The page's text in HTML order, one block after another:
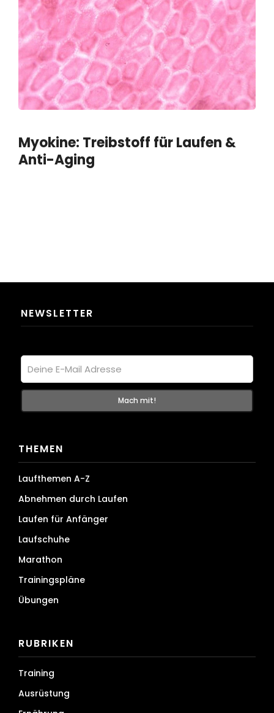
Myokine: Treibstoff für Laufen &
Anti-Aging
NEWSLETTER
THEMEN
Laufthemen A-Z
Abnehmen durch Laufen
Laufen für Anfänger
Laufschuhe
Marathon
Trainingspläne
Übungen
RUBRIKEN
Training
Ausrüstung